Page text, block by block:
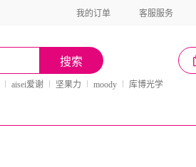
我的订单 客服服务
搜索
aisei爱谢 坚果力 moody 库博光学